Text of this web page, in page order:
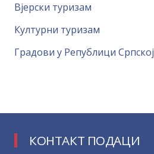
Вјерски туризам
Културни туризам
Градови у Републици Српској
КОНТАКТ ПОДАЦИ